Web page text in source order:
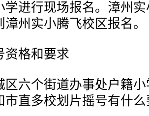
学进行现场报名。漳州
漳州实小腾飞校区报名。
格和要求
个街道办事处户籍小
市直多校划片摇号有什